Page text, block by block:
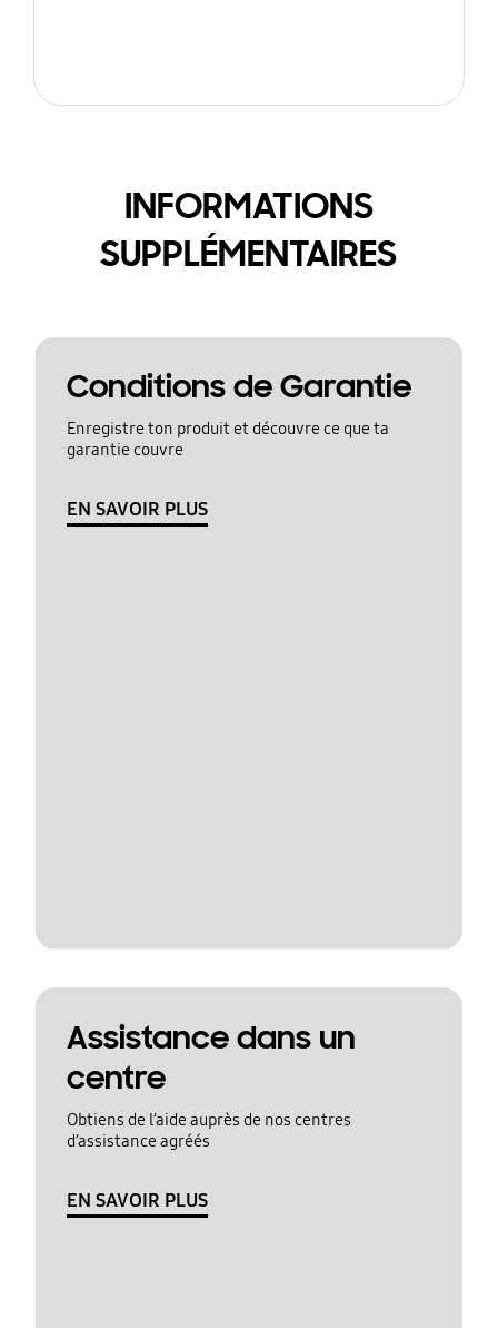
INFORMATIONS
SUPPLÉMENTAIRES
Conditions de Garantie
Enregistre ton produit et découvre ce que ta
garantie couvre
EN SAVOIR PLUS
Assistance dans un
centre
Obtiens de l’aide auprès de nos centres
d’assistance agréés
EN SAVOIR PLUS